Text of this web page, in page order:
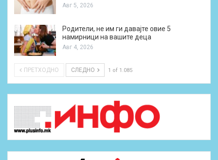
Авг 5, 2026
Родители, не им ги давајте овие 5
намирници на вашите деца
Авг 4, 2026
ПРЕТХОДНО СЛЕДНО 1 of 1.085